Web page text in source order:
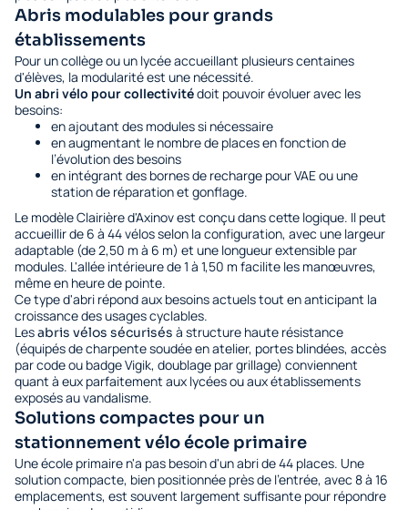
Abris modulables pour grands
établissements
Pour un collège ou un lycée accueillant plusieurs centaines
d'élèves, la modularité est une nécessité.
Un abri vélo pour collectivitédoit pouvoir évoluer avec les
besoins:
en ajoutant des modules si nécessaire
en augmentant le nombre de places en fonction de
l’évolution des besoins
en intégrant des bornes de recharge pour VAE ou une
station de réparation et gonflage.
Le modèle Clairière d'Axinov est conçu dans cette logique. Il peut
accueillir de 6 à 44 vélos selon la configuration, avec une largeur
adaptable (de 2,50 m à 6 m) et une longueur extensible par
modules. L'allée intérieure de 1 à 1,50 m facilite les manœuvres,
même en heure de pointe.
Ce type d'abri répond aux besoins actuels tout en anticipant la
croissance des usages cyclables.
Lesabris vélos sécurisés à structure haute résistance
(équipés de charpente soudée en atelier, portes blindées, accès
par code ou badge Vigik, doublage par grillage) conviennent
quant à eux parfaitement aux lycées ou aux établissements
exposés au vandalisme.
Solutions compactes pour un
stationnement vélo école primaire
Une école primaire n'a pas besoin d'un abri de 44 places. Une
solution compacte, bien positionnée près de l'entrée, avec 8 à 16
emplacements, est souvent largement suffisante pour répondre